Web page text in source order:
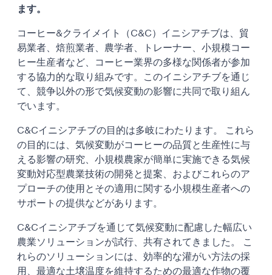
ます。
コーヒー&クライメイト（C&C）イニシアチブは、貿
易業者、焙煎業者、農学者、トレーナー、小規模コー
ヒー生産者など、コーヒー業界の多様な関係者が参加
する協力的な取り組みです。このイニシアチブを通じ
て、競争以外の形で気候変動の影響に共同で取り組ん
でいます。
C&Cイニシアチブの目的は多岐にわたります。 これら
の目的には、気候変動がコーヒーの品質と生産性に与
える影響の研究、小規模農家が簡単に実施できる気候
変動対応型農業技術の開発と提案、およびこれらのア
プローチの使用とその適用に関する小規模生産者への
サポートの提供などがあります。
C&Cイニシアチブを通じて気候変動に配慮した幅広い
農業ソリューションが試行、共有されてきました。 こ
れらのソリューションには、効率的な灌がい方法の採
用、最適な土壌温度を維持するための最適な作物の覆